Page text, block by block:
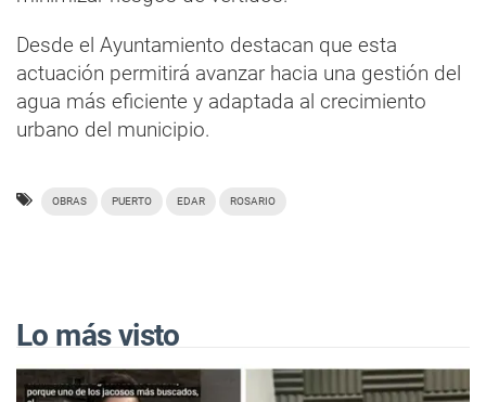
Desde el Ayuntamiento destacan que esta
actuación permitirá avanzar hacia una gestión del
agua más eficiente y adaptada al crecimiento
urbano del municipio.
OBRAS PUERTO EDAR ROSARIO
Lo más visto